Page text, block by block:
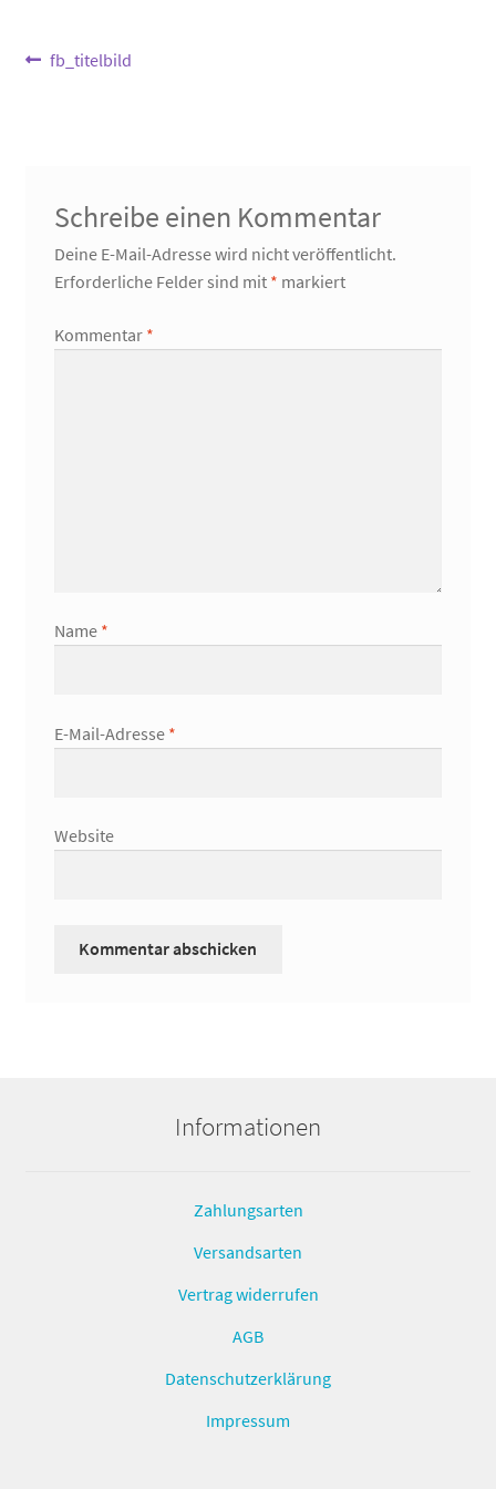
Beitragsnavigation
Vorheriger
fb_titelbild
Schreibe einen Kommentar
Deine E-Mail-Adresse wird nicht veröffentlicht.
Erforderliche Felder sind mit * markiert
Kommentar *
Name *
E-Mail-Adresse *
Website
Informationen
Zahlungsarten
Versandsarten
Vertrag widerrufen
AGB
Datenschutzerklärung
Impressum